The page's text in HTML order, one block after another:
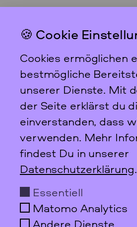
Das feministische
Newsletter
Scharnweberstraße 31
10247 Berlin
+49 30 95 61 26 78
info@ffbiz.de
Öffnungszeiten
Do + Fr
10–17 Uhr
nur nach Anmeldung!
🍪 Cookie
Cookies ermöglichen
bestmögliche
unserer Dienste. Mit
der Seite erklärst du
einverstanden, dass
verwenden. Mehr
findest Du in unserer
Datenschutzerklärung.
Essentiell
Matomo Analytics
Andere Dienste